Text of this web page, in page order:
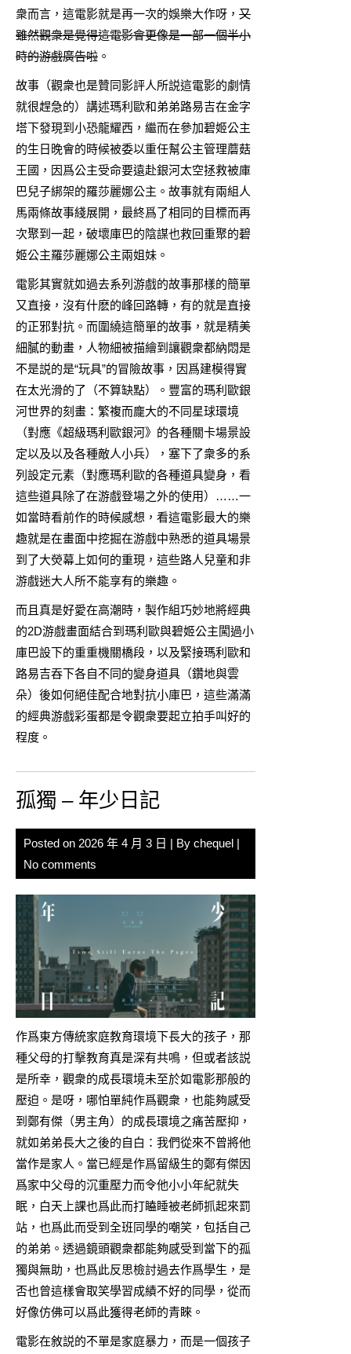
衆而言，這電影就是再一次的娛樂大作呀， 又
雖然觀衆是覺得這電影會更像是一部一個半小
時的游戲廣告啦 。
故事（觀衆也是贊同影評人所説這電影的劇情
就很趕急的）講述瑪利歐和弟弟路易吉在金字
塔下發現到小恐龍耀西，繼而在參加碧姬公主
的生日晚會的時候被委以重任幫公主管理蘑菇
王國，因爲公主受命要遠赴銀河太空拯救被庫
巴兒子綁架的羅莎麗娜公主。故事就有兩組人
馬兩條故事綫展開，最終爲了相同的目標而再
次聚到一起，破壞庫巴的陰謀也救回重聚的碧
姬公主羅莎麗娜公主兩姐妹。
電影其實就如過去系列游戲的故事那樣的簡單
又直接，沒有什麽的峰回路轉，有的就是直接
的正邪對抗。而圍繞這簡單的故事，就是精美
細膩的動畫，人物細被描繪到讓觀衆都納悶是
不是説的是“玩具”的冒險故事，因爲建模得實
在太光滑的了（不算缺點）。豐富的瑪利歐銀
河世界的刻畫：繁複而龐大的不同星球環境
（對應《超級瑪利歐銀河》的各種關卡場景設
定以及以及各種敵人小兵），塞下了衆多的系
列設定元素（對應瑪利歐的各種道具變身，看
這些道具除了在游戲登場之外的使用）……一
如當時看前作的時候感想，看這電影最大的樂
趣就是在畫面中挖掘在游戲中熟悉的道具場景
到了大熒幕上如何的重現，這些路人兒童和非
游戲迷大人所不能享有的樂趣。
而且真是好愛在高潮時，製作組巧妙地將經典
的2D游戲畫面結合到瑪利歐與碧姬公主闖過小
庫巴設下的重重機關橋段，以及緊接瑪利歐和
路易吉吞下各自不同的變身道具（鑽地與雲
朵）後如何絕佳配合地對抗小庫巴，這些滿滿
的經典游戲彩蛋都是令觀衆要起立拍手叫好的
程度。
孤獨 – 年少日記
Posted on 2026 年 4 月 3 日 | By chequel |
No comments
作爲東方傳統家庭教育環境下長大的孩子，那
種父母的打擊教育真是深有共鳴，但或者該説
是所幸，觀衆的成長環境未至於如電影那般的
壓迫。是呀，哪怕單純作爲觀衆，也能夠感受
到鄭有傑（男主角）的成長環境之痛苦壓抑，
就如弟弟長大之後的自白：我們從來不曾將他
當作是家人。當已經是作爲留級生的鄭有傑因
爲家中父母的沉重壓力而令他小小年紀就失
眠，白天上課也爲此而打瞌睡被老師抓起來罰
站，也爲此而受到全班同學的嘲笑，包括自己
的弟弟。透過鏡頭觀衆都能夠感受到當下的孤
獨與無助，也爲此反思檢討過去作爲學生，是
否也曾這樣會取笑學習成績不好的同學，從而
好像仿佛可以爲此獲得老師的青睞。
電影在敘説的不單是家庭暴力，而是一個孩子